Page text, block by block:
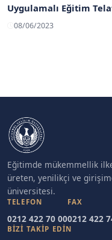
Uygulamalı Eğitim
08/06/2023
Eğitimde mükemmellik
üreten, yenilikçi ve
üniversitesi.
TELEFON
0212 422 70 00
FAX
0212 422
BİZİ TAKİP EDİN